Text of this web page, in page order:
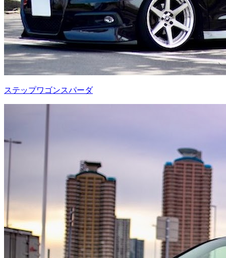
ステップワゴンスパーダ